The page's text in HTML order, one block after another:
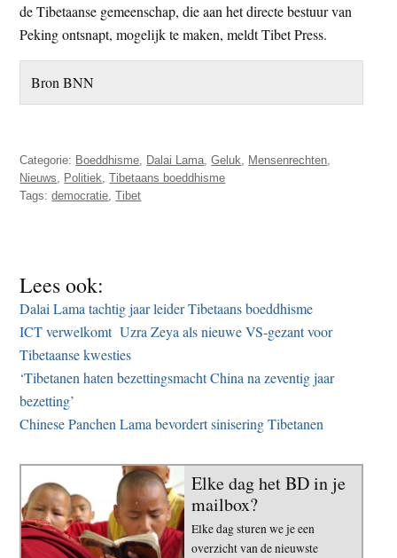
de Tibetaanse gemeenschap, die aan het directe bestuur van
Peking ontsnapt, mogelijk te maken, meldt Tibet Press.
Bron BNN
Categorie: Boeddhisme, Dalai Lama,Geluk, Mensenrechten,
Nieuws, Politiek,Tibetaans boeddhisme
Tags:democratie,Tibet
Lees ook:
Dalai Lama tachtig jaar leider Tibetaans boeddhisme
ICT verwelkomt Uzra Zeya als nieuwe VS-gezant voor
Tibetaanse kwesties
‘Tibetanen haten bezettingsmacht China na zeventig jaar
bezetting’
Chinese Panchen Lama bevordert sinisering Tibetanen
Elke dag het BD in je
mailbox?
Elke dag sturen we je een
overzicht van de nieuwste